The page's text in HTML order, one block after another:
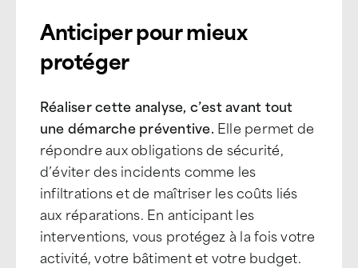
Anticiper pour mieux
protéger
Réaliser cette analyse, c’est avant tout
une démarche préventive. Elle permet de
répondre aux obligations de sécurité,
d’éviter des incidents comme les
infiltrations et de maîtriser les coûts liés
aux réparations. En anticipant les
interventions, vous protégez à la fois votre
activité, votre bâtiment et votre budget.